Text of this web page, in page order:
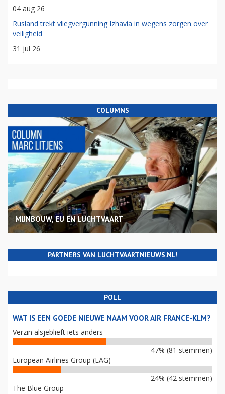
04 aug 26
Rusland trekt vliegvergunning Izhavia in wegens zorgen over
veiligheid
31 jul 26
COLUMNS
MIJNBOUW, EU EN LUCHTVAART
PARTNERS VAN LUCHTVAARTNIEUWS.NL!
POLL
WAT IS EEN GOEDE NIEUWE NAAM VOOR AIR FRANCE-KLM?
Verzin alsjeblieft iets anders
47% (81 stemmen)
European Airlines Group (EAG)
24% (42 stemmen)
The Blue Group